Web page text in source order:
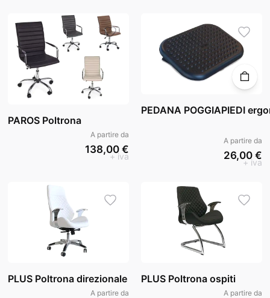
PAROS Poltrona
A partire da
138,00 €
+ iva
PEDANA POGGIAPIEDI
A partire da
26,00 €
+ iva
PLUS Poltrona direzionale
A partire da
PLUS Poltrona ospiti
A partire da